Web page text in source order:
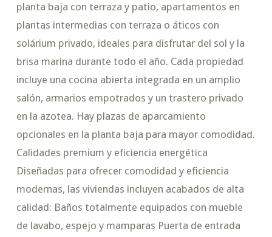
planta baja con terraza y patio, apartamentos en
plantas intermedias con terraza o áticos con
solárium privado, ideales para disfrutar del sol y la
brisa marina durante todo el año. Cada propiedad
incluye una cocina abierta integrada en un amplio
salón, armarios empotrados y un trastero privado
en la azotea. Hay plazas de aparcamiento
opcionales en la planta baja para mayor comodidad.
Calidades premium y eficiencia energética
Diseñadas para ofrecer comodidad y eficiencia
modernas, las viviendas incluyen acabados de alta
calidad: Baños totalmente equipados con mueble
de lavabo, espejo y mamparas Puerta de entrada